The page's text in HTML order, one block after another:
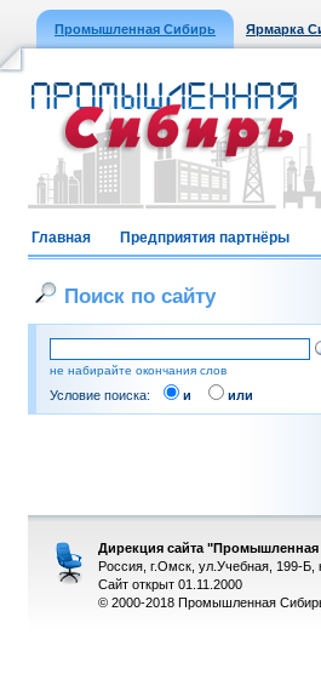
Промышленная Сибирь Ярмарка
Главная Предприятия партнёры
Поиск по сайту
не набирайте окончания слов
Условие поиска: и или
Дирекция сайта
Россия, г.Омск, ул.Учебная, 199-Б,
Сайт открыт 01.11.2000
© 2000-2018 Промышленная